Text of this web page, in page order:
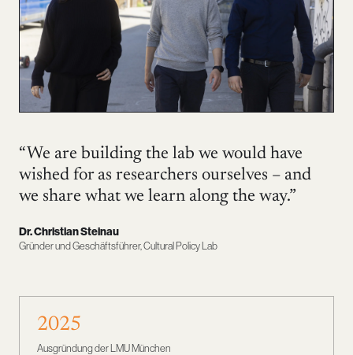
“We are building the lab we would have
wished for as researchers ourselves – and
we share what we learn along the way.”
Dr. Christian Steinau
Gründer und Geschäftsführer, Cultural Policy Lab
2025
Ausgründung der LMU München